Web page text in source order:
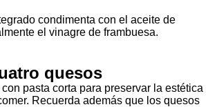
condimenta con el aceite de
el vinagre de frambuesa.
quesos
pasta corta para preservar la estética
Recuerda además que los quesos